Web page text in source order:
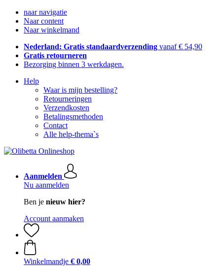
naar navigatie
Naar content
Naar winkelmand
Nederland: Gratis standaardverzending vanaf € 54,90
Gratis retourneren
Bezorging binnen 3 werkdagen.
Help
Waar is mijn bestelling?
Retourneringen
Verzendkosten
Betalingsmethoden
Contact
Alle help-thema`s
Aanmelden
Nu aanmelden
Ben je nieuw hier?
Account aanmaken
Winkelmandje € 0,00